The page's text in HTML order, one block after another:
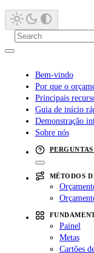
Bem-vindo
Por que o
Principais
Guia de início
Demonstração
Sobre nós
MÉTODOS
Painel
Metas
Cartões